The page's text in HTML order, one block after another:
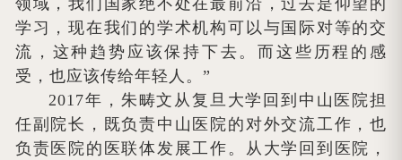
学习，现在我们的学术机构可以与国际对等的交
流，这种趋势应该保持下去。而这些历程的感
受，也应该传给年轻人。”
2017年，朱畴文从复旦大学回到中山医院担
任副院长，既负责中山医院的对外交流工作，也
负责医院的医联体发展工作。从大学回到医院，